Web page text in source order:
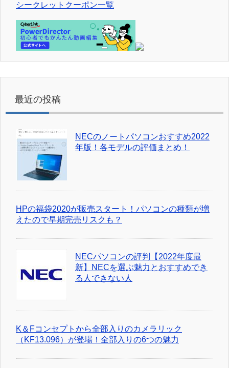
シークレットクーポン一覧
最近の投稿
NECのノートパソコンおすすめ2022
年版！各モデルの評価まとめ！
HPの福袋2020が販売スタート！パソコンの種類が増
えたので早期完売リスクも？
NECパソコンの評判【2022年度最
新】NECを選ぶ魅力とおすすめでき
る人できない人
K＆Fコンセプトから全部入りのカメラリック
（KF13.096）が登場！全部入りの6つの魅力